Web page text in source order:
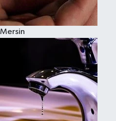
Mersin